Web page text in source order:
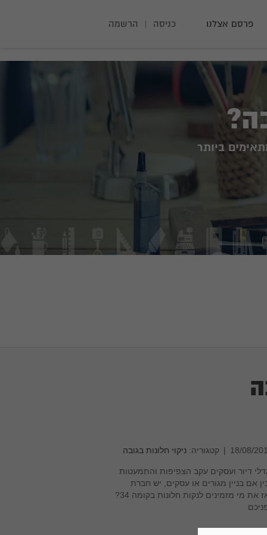
הרשמה | כניסה פרסם אצלנו
ביותר
| קטגוריה: ניקוי חלונות בגובה
דיור ועסקים עקב הצפיפות והתמעטות
אם בניין מגורים או עסקים, יש חברת
אחזקה המטפלת ושומרת על תקינותו. אז את מי מזמינים לנקות חלונות בקומה 34?